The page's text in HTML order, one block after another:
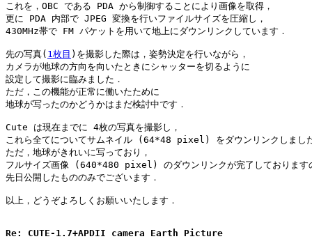
これを，OBC である PDA から制御することにより画像を取得，
更に PDA 内部で JPEG 変換を行いファイルサイズを圧縮し，
430MHz帯で FM パケットを用いて地上にダウンリンクしています．
先の写真( 1枚目 )を撮影した際は，姿勢決定を行いながら，
カメラが地球の方向を向いたときにシャッターを切るように
設定して撮影に臨みました．
ただ，この機能が正常に働いたために
地球が写ったのかどうかはまだ検討中です．
Cute は現在までに 4枚の写真を撮影し，
これら全てについてサムネイル (64*48 pixel) をダウンリンクしまし
ただ，地球がきれいに写っており，
フルサイズ画像 (640*480 pixel) のダウンリンクが完了しております
先日公開したもののみでございます．
以上，どうぞよろしくお願いいたします．
Re: CUTE-1.7+APDII camera Earth Picture